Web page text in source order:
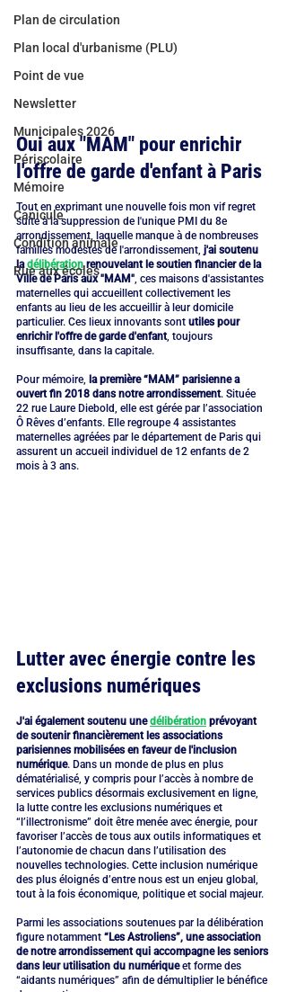
Plan de circulation
Plan local d'urbanisme (PLU)
Point de vue
Newsletter
Municipales 2026
Périscolaire
Mémoire
Canicule
Condition animale
Rue aux écoles
Oui aux "MAM" pour enrichir
l'offre de garde d'enfant à Paris
Tout en exprimant une nouvelle fois mon vif regret
suite à la suppression de l'unique PMI du 8e
arrondissement, laquelle manque à de nombreuses
familles modestes de l'arrondissement, j'ai soutenu
la délibération renouvelant le soutien financier de la
Ville de Paris aux "MAM", ces maisons d'assistantes
maternelles qui accueillent collectivement les
enfants au lieu de les accueillir à leur domicile
particulier. Ces lieux innovants sont utiles pour
enrichir l'offre de garde d'enfant, toujours
insuffisante, dans la capitale.
Pour mémoire, la première “MAM” parisienne a
ouvert fin 2018 dans notre arrondissement. Située
22 rue Laure Diebold, elle est gérée par l’association
Ô Rêves d’enfants. Elle regroupe 4 assistantes
maternelles agréées par le département de Paris qui
assurent un accueil individuel de 12 enfants de 2
mois à 3 ans.
Lutter avec énergie contre les
exclusions numériques
J'ai également soutenu une délibération prévoyant
de soutenir financièrement les associations
parisiennes mobilisées en faveur de l'inclusion
numérique. Dans un monde de plus en plus
dématérialisé, y compris pour l’accès à nombre de
services publics désormais exclusivement en ligne,
la lutte contre les exclusions numériques et
“l’illectronisme” doit être menée avec énergie, pour
favoriser l’accès de tous aux outils informatiques et
l’autonomie de chacun dans l’utilisation des
nouvelles technologies. Cette inclusion numérique
des plus éloignés d’entre nous est un enjeu global,
tout à la fois économique, politique et social majeur.
Parmi les associations soutenues par la délibération
figure notamment “Les Astroliens”, une association
de notre arrondissement qui accompagne les seniors
dans leur utilisation du numérique et forme des
“aidants numériques” afin de démultiplier le bénéfice